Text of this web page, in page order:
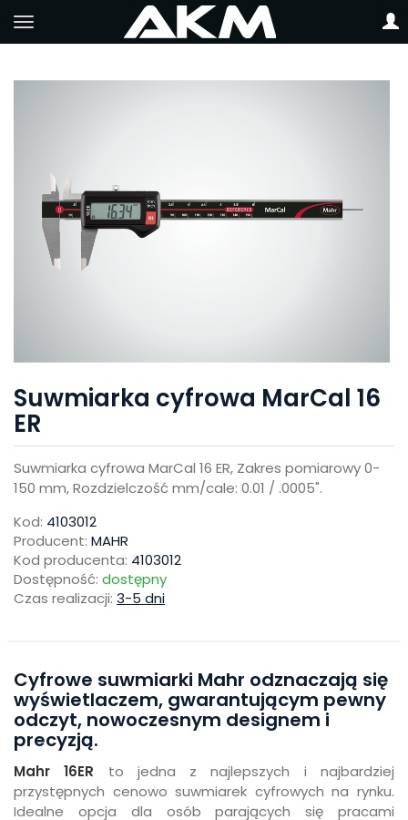
Suwmiarka cyfrowa MarCal 16
ER
Suwmiarka cyfrowa MarCal 16 ER, Zakres pomiarowy 0-
150 mm, Rozdzielczość mm/cale: 0.01 / .0005".
Kod: 4103012
Producent: MAHR
Kod producenta: 4103012
Dostępność: dostępny
Czas realizacji: 3-5 dni
Cyfrowe suwmiarki Mahr odznaczają się
wyświetlaczem, gwarantującym pewny
odczyt, nowoczesnym designem i
precyzją.
Mahr 16ER to jedna z najlepszych i najbardziej
przystępnych cenowo suwmiarek cyfrowych na rynku.
Idealne opcja dla osób parających się pracami